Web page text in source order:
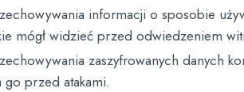
informacji o sposobie
mógł widzieć przed odwiedzeniem
zaszyfrowanych danych
przed atakami.